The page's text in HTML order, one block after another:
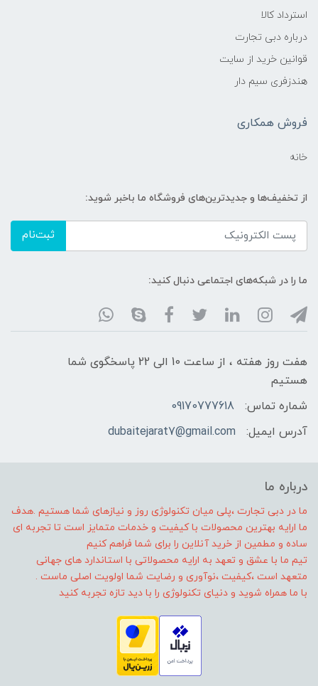
استرداد کالا
درباره دبی تجارت
قوانین خرید از سایت
هندزفری سیم دار
فروش همکاری
خانه
از تخفیف‌ها و جدیدترین‌های فروشگاه ما باخبر شوید:
ثبت‌نام
ما را در شبکه‌های اجتماعی دنبال کنید:
هفت روز هفته ، از ساعت 10 الی 22 پاسخگوی شما
هستیم
شماره تماس:
09170777618
آدرس ایمیل:
dubaitejarat7@gmail.com
درباره ما
ما در دبی تجارت ،پلی میان تکنولوژی روز و نیازهای شما هستیم .هدف
ما ارایه بهترین محصولات با کیفیت و خدمات متمایز است تا تجربه ای
ساده و مطمین از خرید آنلاین را برای شما فراهم کنیم
تیم ما با عشق و تعهد به ارایه محصولاتی با استاندارد های جهانی
متعهد است ،کیفیت ،نوآوری و رضایت شما اولویت اصلی ماست .
با ما همراه شوید و دنیای تکنولوژی را با دید تازه تجربه کنید